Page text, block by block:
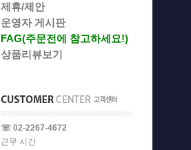
제휴/제안
운영자 게시판
FAG(주문전에 참고하세요!)
상품리뷰보기
☏ 02-2267-4672
근무 시간